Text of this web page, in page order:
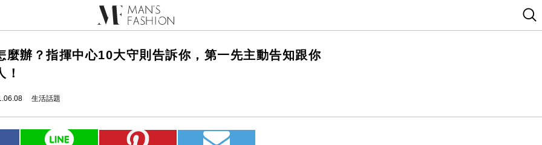
麼辦？指揮中心10大守則告訴你，第一先主動告知跟你
！
生活話題